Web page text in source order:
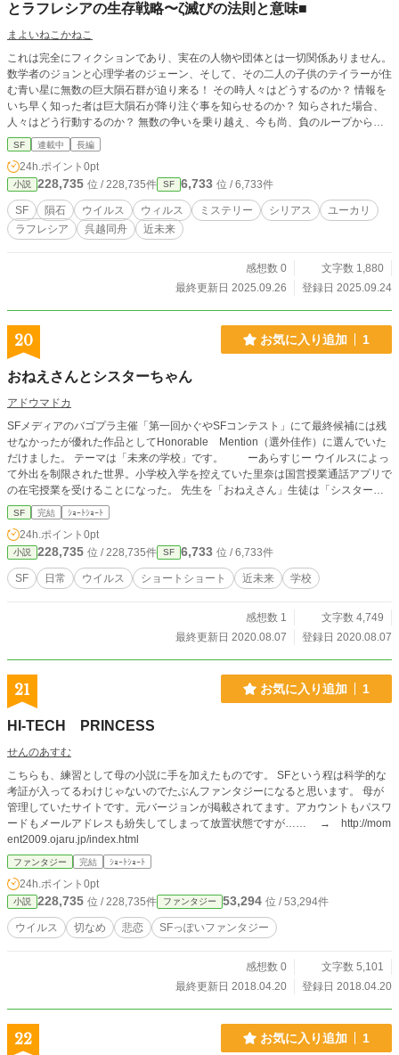
とラフレシアの生存戦略〜ζ滅びの法則と意味■
まよいねこかねこ
これは完全にフィクションであり、実在の人物や団体とは一切関係ありません。
数学者のジョンと心理学者のジェーン、そして、その二人の子供のテイラーが住
む青い星に無数の巨大隕石群が迫り来る！ その時人々はどうするのか？ 情報を
いち早く知った者は巨大隕石が降り注ぐ事を知らせるのか？ 知らされた場合、
人々はどう行動するのか？ 無数の争いを乗り越え、今も尚、負のループから脱
せられないこの星はどうなるのか？
SF 連載中 長編
24h.ポイント 0pt
小説 228,735 位 / 228,735件 SF 6,733 位 / 6,733件
SF 隕石 ウイルス ウィルス ミステリー シリアス
ユーカリ
ラフレシア
呉越同舟 近未来
感想数 0
文字数 1,880
最終更新日 2025.09.26
登録日 2025.09.24
20 お気に入り追加 1
おねえさんとシスターちゃん
アドウマドカ
SFメディアのバゴプラ主催「第一回かぐやSFコンテスト」にて最終候補には残
せなかったが優れた作品としてHonorable Mention（選外佳作）に選んでいた
だけました。 テーマは「未来の学校」です。 ーあらすじー ウイルスによっ
て外出を制限された世界。小学校入学を控えていた里奈は国営授業通話アプリで
の在宅授業を受けることになった。 先生を「おねえさん」生徒は「シスターち
ゃん」と呼ばれる。 中学生になった里奈にも「シスターちゃん」ができた。 ３
LDKの家の中、アプリで学び両親との時間を静かに過ごす里奈。 １０年の月日
が流れて、里奈とおねえさんとのお別れのときが来た。 雑談を禁じられている
中で、おねえさんは里奈の名を呼ぶ。 最後の授業でおねえさんが里奈に告げた
のは！
SF 完結 ｼｮｰﾄｼｮｰﾄ
24h.ポイント 0pt
小説 228,735 位 / 228,735件 SF 6,733 位 / 6,733件
SF 日常 ウイルス ショートショート 近未来 学校
感想数 1
文字数 4,749
最終更新日 2020.08.07
登録日 2020.08.07
21 お気に入り追加 1
HI-TECH PRINCESS
せんのあすむ
こちらも、練習として母の小説に手を加えたものです。 SFという程は科学的な
考証が入ってるわけじゃないのでたぶんファンタジーになると思います。 母が
管理していたサイトです。元バージョンが掲載されてます。アカウントもパスワ
ードもメールアドレスも紛失してしまって放置状態ですが…… → http://mom
ent2009.ojaru.jp/index.html
ファンタジー 完結 ｼｮｰﾄｼｮｰﾄ
24h.ポイント 0pt
小説 228,735 位 / 228,735件 ファンタジー 53,294 位 / 53,294件
ウイルス 切なめ 悲恋 SFっぽいファンタジー
感想数 0
文字数 5,101
最終更新日 2018.04.20
登録日 2018.04.20
22 お気に入り追加 1